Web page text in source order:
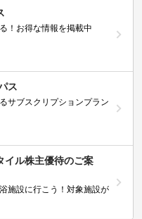
！お得な情報を掲載中
ス
サブスクリプションプラン
イル株主優待のご案
施設に行こう！対象施設が